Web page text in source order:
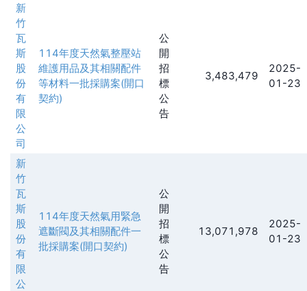
新
竹
瓦
斯
股
份
有
限
公
司
114年度天然氣整壓站
維護用品及其相關配件
等材料一批採購案(開口
契約)
公
開
招
標
公
告
3,483,479
2025-
01-23
新
竹
瓦
斯
股
份
有
限
公
114年度天然氣用緊急
遮斷閥及其相關配件一
批採購案(開口契約)
公
開
招
標
公
告
13,071,978
2025-
01-23